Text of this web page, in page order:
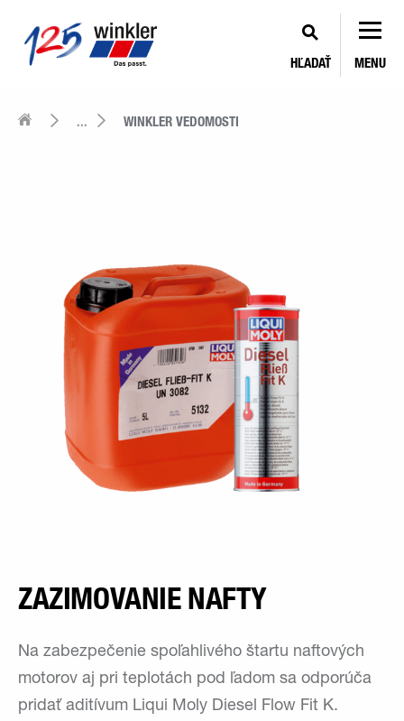
HĽADAŤ MENU
... WINKLER VEDOMOSTI
ZAZIMOVANIE NAFTY
Na zabezpečenie spoľahlivého štartu naftových
motorov aj pri teplotách pod ľadom sa odporúča
pridať aditívum Liqui Moly Diesel Flow Fit K.